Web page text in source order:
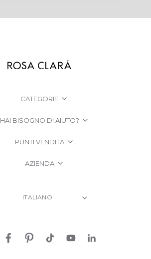
CATEGORIE
HAI BISOGNO DI AIUTO?
PUNTI VENDITA
AZIENDA